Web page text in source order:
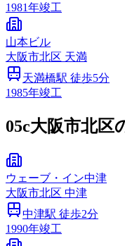
1981年竣工
山本ビル
大阪市北区 天満
天満橋駅 徒歩5分
1985年竣工
05c大阪市北区
ウェーブ・イン中津
大阪市北区 中津
中津駅 徒歩2分
1990年竣工